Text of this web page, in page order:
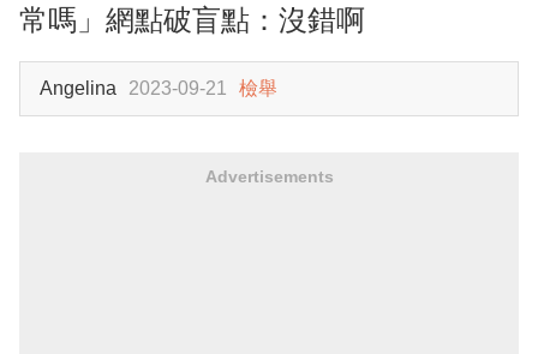
常嗎」網點破盲點：沒錯啊
Angelina 2023-09-21 檢舉
Advertisements